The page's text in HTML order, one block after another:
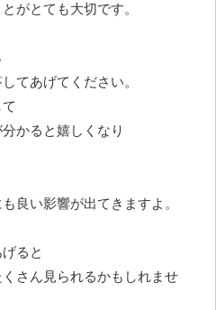
がとても大切です。
てあげてください。
かると嬉しくなり
良い影響が出てきますよ。
ると
さん見られるかもしれませ